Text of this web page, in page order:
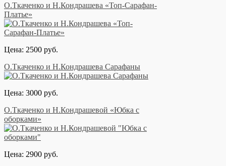
О.Ткаченко и Н.Кондрашева «Топ-Сарафан-
Платье»
Цена: 2500 руб.
О.Ткаченко и Н.Кондрашева Сарафаны
Цена: 3000 руб.
О.Ткаченко и Н.Кондрашевой «Юбка с
оборками»
Цена: 2900 руб.